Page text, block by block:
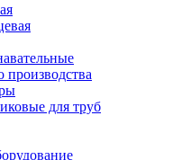
для труб